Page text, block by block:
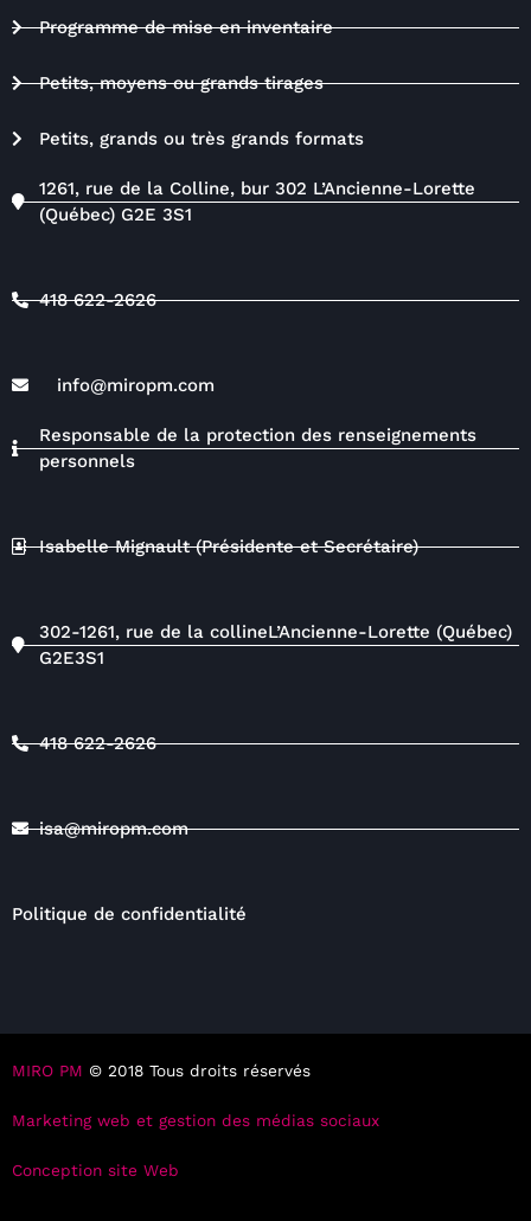
Programme de mise en inventaire
Petits, moyens ou grands tirages
Petits, grands ou très grands formats
1261, rue de la Colline, bur 302 L’Ancienne-Lorette
(Québec) G2E 3S1
418 622-2626
info@miropm.com
Responsable de la protection des renseignements
personnels
Isabelle Mignault (Présidente et Secrétaire)
302-1261, rue de la collineL’Ancienne-Lorette (Québec)
G2E3S1
418 622-2626
isa@miropm.com
Politique de confidentialité
MIRO PM © 2018 Tous droits réservés
Marketing web et gestion des médias sociaux
Conception site Web